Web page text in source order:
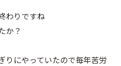
わりですね
か？
りにやっていたので毎年苦労